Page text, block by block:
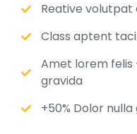
Reative volutpat
Class aptent
Amet lorem felis
gravida
+50% Dolor